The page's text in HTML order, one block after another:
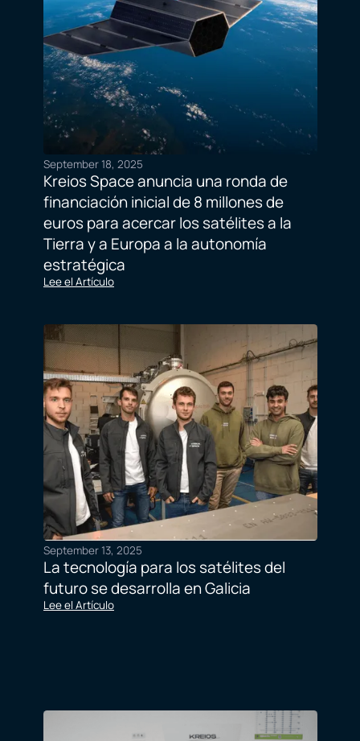
September 18, 2025
Kreios Space anuncia una ronda de
financiación inicial de 8 millones de
euros para acercar los satélites a la
Tierra y a Europa a la autonomía
estratégica
Lee el Artículo
September 13, 2025
La tecnología para los satélites del
futuro se desarrolla en Galicia
Lee el Artículo